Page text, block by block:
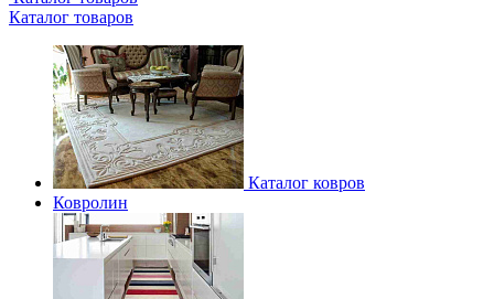
Каталог товаров
Каталог ковров
Ковролин